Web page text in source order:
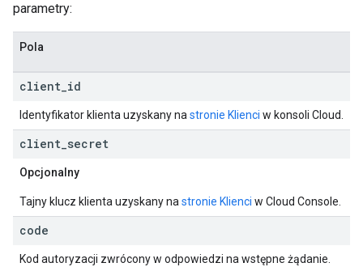
parametry:
Pola
client id
Identyfikator klienta uzyskany na stronie Klienci w konsoli Cloud.
client secret
Opcjonalny
Tajny klucz klienta uzyskany na stronie Klienci w Cloud Console.
code
Kod autoryzacji zwrócony w odpowiedzi na wstępne żądanie.